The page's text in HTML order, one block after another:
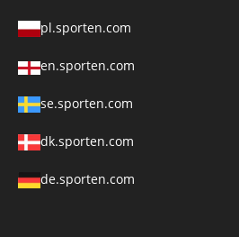
pl.sporten.com
en.sporten.com
se.sporten.com
dk.sporten.com
de.sporten.com